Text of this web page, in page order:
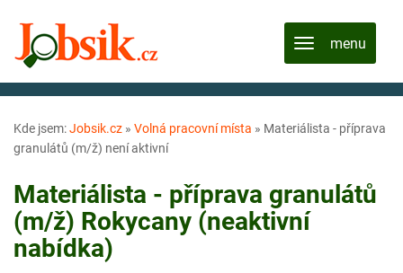
Kde jsem:Jobsik.cz » Volná pracovní místa » Materiálista - příprava
granulátů (m/ž) není aktivní
Materiálista - příprava granulátů
(m/ž) Rokycany (neaktivní
nabídka)